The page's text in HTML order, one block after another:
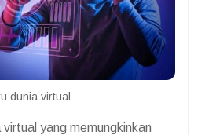
dunia virtual
yang memungkinkan